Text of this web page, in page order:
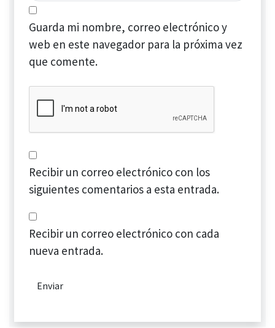
Guarda mi nombre, correo electrónico y
web en este navegador para la próxima vez
que comente.
Recibir un correo electrónico con los
siguientes comentarios a esta entrada.
Recibir un correo electrónico con cada
nueva entrada.